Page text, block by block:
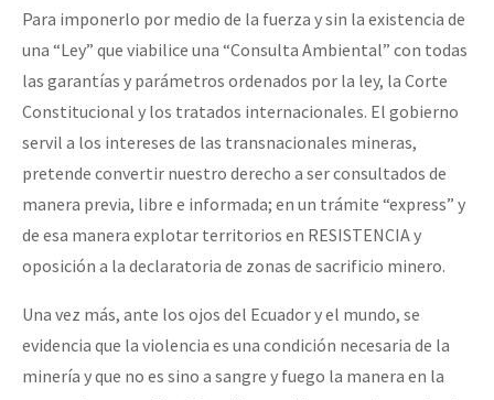
Para imponerlo por medio de la fuerza y sin la existencia de
una “Ley” que viabilice una “Consulta Ambiental” con todas
las garantías y parámetros ordenados por la ley, la Corte
Constitucional y los tratados internacionales. El gobierno
servil a los intereses de las transnacionales mineras,
pretende convertir nuestro derecho a ser consultados de
manera previa, libre e informada; en un trámite “express” y
de esa manera explotar territorios en RESISTENCIA y
oposición a la declaratoria de zonas de sacrificio minero.
Una vez más, ante los ojos del Ecuador y el mundo, se
evidencia que la violencia es una condición necesaria de la
minería y que no es sino a sangre y fuego la manera en la